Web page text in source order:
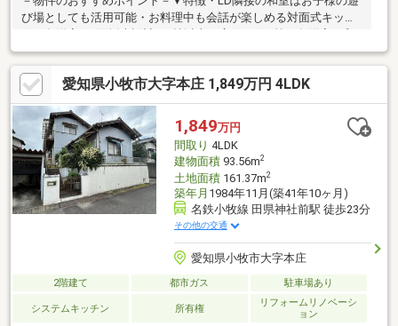
び場としても活用可能・お料理中も会話が楽しめる対面式キッチ
ン・各洋室は2面採光設計・6帖以上の広さ・WIC等、各洋室・和
室に収納スペース有・2か所に南東向きバルコニーを配置・駐車場
2台分有(車種による)・2026年7月 白蟻点検・ハウスクリーニング
他実施予定▼設備・IHクッキングヒーター・浴室換気乾燥機▼周
辺環境・小牧市立本庄小学校 徒歩4分(約320m)・七ツ池公園 徒歩
6分(約470m)■ ご希望の住まい探しをお手伝いします
━━━━━・・・物件の詳細・ご相談はお気軽にお問い合わせく
ださい。
愛知県小牧市大字本庄 1,849万円 4LDK
1,849万円
間取り 4LDK
建物面積93.56m2
土地面積161.37m2
築年月 1984年11月(築41年10ヶ月)
名鉄小牧線 田県神社前駅 徒歩23分
その他の交通
愛知県小牧市大字本庄
2階建て 都市ガス 駐車場あり
システムキッチン 所有権
リフォームリノベーシ
ョン